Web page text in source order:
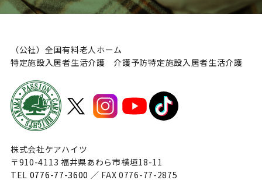
（公社）全国有料老人ホーム
特定施設入居者生活介護 介護予防特定施設入居者生活介護
株式会社ケアハイツ
〒910-4113 福井県あわら市横垣18-11
TEL 0776-77-3600 ／ FAX 0776-77-2875